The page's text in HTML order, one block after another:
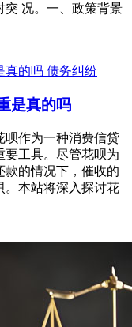
突 况。一、政策背景
债务纠纷
是真的吗
呗作为一种消费信贷
要工具。尽管花呗为
款的情况下，催收的
。本站将深入探讨花